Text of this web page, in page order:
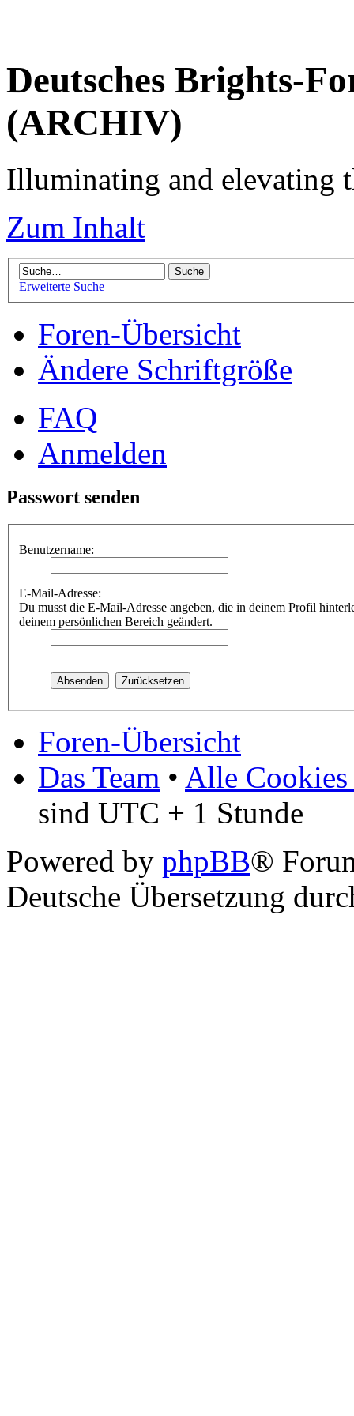
Deutsches Brights-
(ARCHIV)
Illuminating and elevating
Zum Inhalt
Erweiterte Suche
Foren-Übersicht
Ändere Schriftgröße
FAQ
Anmelden
Passwort senden
Benutzername:
E-Mail-Adresse:
Du musst die E-Mail-Adresse angeben, die in deinem Profil
deinem persönlichen Bereich geändert.
Foren-Übersicht
Das Team • Alle Cookies
sind UTC + 1 Stunde
Powered by phpBB®
Deutsche Übersetzung